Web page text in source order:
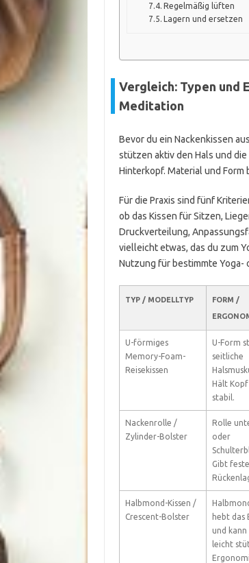
Regelmäßig lüften
Lagern und ersetzen
Vergleich: Typen und
Meditation
Bevor du ein Nackenkissen
stützen aktiv den Hals und
Hinterkopf. Material und
Für die Praxis sind fünf
ob das Kissen für Sitzen,
Druckverteilung,
vielleicht etwas, das du zum
Nutzung für bestimmte
TYP / MODELLTYP
FORM /
U-förmiges
Memory-Foam-
Reisekissen
U-Form
seitliche
Hält
stabil.
Nackenrolle /
Zylinder-Bolster
Rolle
oder
Gibt
Halbmond-Kissen /
Crescent-Bolster
hebt das
und kann
leicht